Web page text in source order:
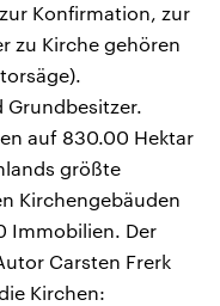
Konfirmation, zur
zu Kirche gehören
Grundbesitzer.
auf 830.00 Hektar
größte
Kirchengebäuden
Immobilien. Der
Carsten Frerk
Kirchen: